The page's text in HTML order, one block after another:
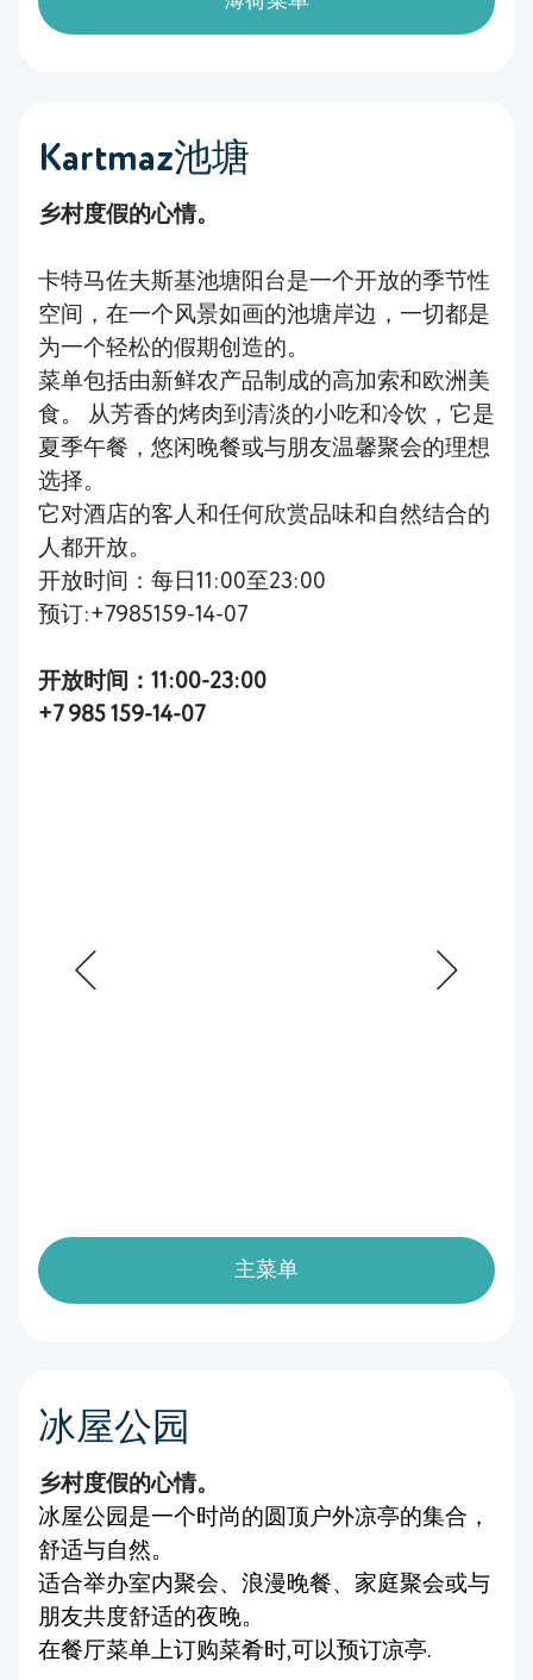
Kartmaz池塘
乡村度假的心情。
卡特马佐夫斯基池塘阳台是一个开放的季节性
空间，在一个风景如画的池塘岸边，一切都是
为一个轻松的假期创造的。
菜单包括由新鲜农产品制成的高加索和欧洲美
食。 从芳香的烤肉到清淡的小吃和冷饮，它是
夏季午餐，悠闲晚餐或与朋友温馨聚会的理想
选择。
它对酒店的客人和任何欣赏品味和自然结合的
人都开放。
开放时间：每日11:00至23:00
预订:+7985159-14-07
开放时间：11:00-23:00
+7 985 159-14-07
主菜单
冰屋公园
乡村度假的心情。
冰屋公园是一个时尚的圆顶户外凉亭的集合，
舒适与自然。
适合举办室内聚会、浪漫晚餐、家庭聚会或与
朋友共度舒适的夜晚。
在餐厅菜单上订购菜肴时,可以预订凉亭.